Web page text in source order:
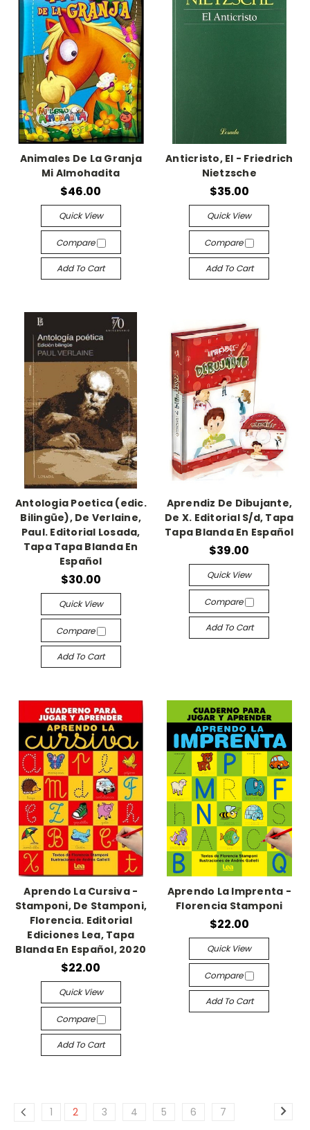
Animales De La Granja
Mi Almohadita
$46.00
Quick View
Compare
Add To Cart
Anticristo, El - Friedrich
Nietzsche
$35.00
Quick View
Compare
Add To Cart
Antologia Poetica (edic.
Bilingüe), De Verlaine,
Paul. Editorial Losada,
Tapa Tapa Blanda En
Español
$30.00
Quick View
Compare
Add To Cart
Aprendiz De Dibujante,
De X. Editorial S/d, Tapa
Tapa Blanda En Español
$39.00
Quick View
Compare
Add To Cart
Aprendo La Cursiva -
Stamponi, De Stamponi,
Florencia. Editorial
Ediciones Lea, Tapa
Blanda En Español, 2020
$22.00
Quick View
Compare
Add To Cart
Aprendo La Imprenta -
Florencia Stamponi
$22.00
Quick View
Compare
Add To Cart
1 2 3 4 5 6 7